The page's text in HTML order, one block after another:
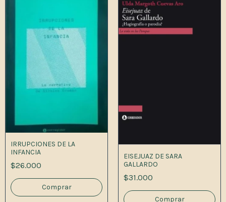
IRRUPCIONES DE LA
INFANCIA
$26.000
EISEJUAZ DE SARA
GALLARDO
$31.000